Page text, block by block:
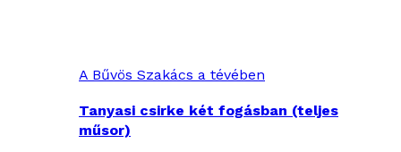
A Bűvös Szakács a tévében
Tanyasi csirke két fogásban (teljes
műsor)